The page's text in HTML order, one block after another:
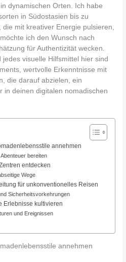
dynamischen Orten. Ich habe
in Südostasien bis zu
mit kreativer Energie pulsieren,
ich den Wunsch nach
für Authentizität wecken.
visuelle Hilfsmittel hier sind
wertvolle Erkenntnisse mit
die darauf abzielen, ein
in deinen digitalen nomadischen
annehmen
bereiten
entdecken
Wege
für unkonventionelles Reisen
Sicherheitsvorkehrungen
Erlebnisse kultivieren
und Ereignissen
annehmen